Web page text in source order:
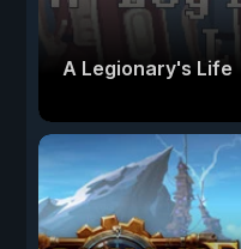
A Legionary's Life